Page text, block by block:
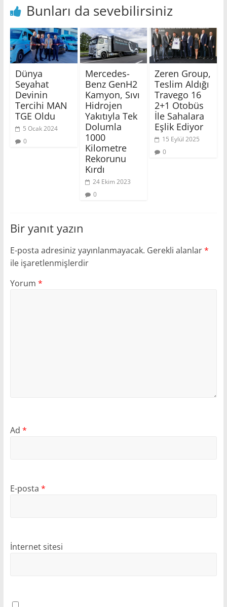
Bunları da sevebilirsiniz
Dünya
Seyahat
Devinin
Tercihi MAN
TGE Oldu
5 Ocak 2024
0
Mercedes-
Benz GenH2
Kamyon, Sıvı
Hidrojen
Yakıtıyla Tek
Dolumla
1000
Kilometre
Rekorunu
Kırdı
24 Ekim 2023
0
Zeren Group,
Teslim Aldığı
Travego 16
2+1 Otobüs
İle Sahalara
Eşlik Ediyor
15 Eylül 2025
0
Bir yanıt yazın
E-posta adresiniz yayınlanmayacak. Gerekli alanlar*
ile işaretlenmişlerdir
Yorum *
Ad *
E-posta *
İnternet sitesi